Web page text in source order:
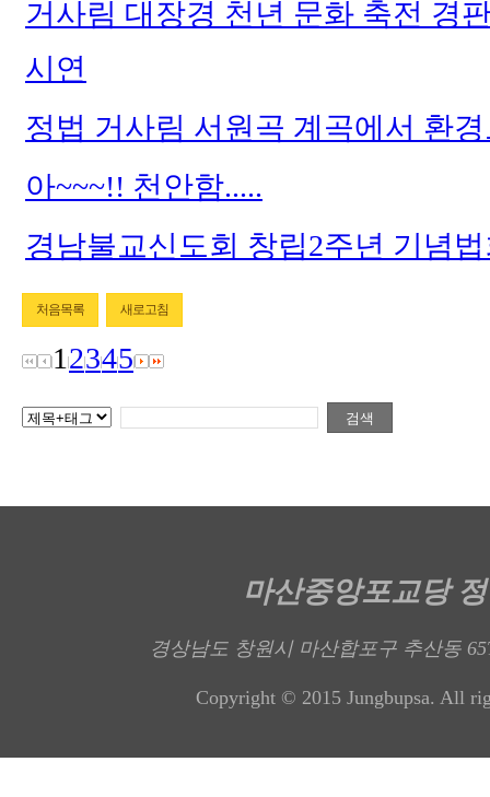
거사림 대장경 천년 문화 축전 경
시연
정법 거사림 서원곡 계곡에서 환
아~~~!! 천안함.....
경남불교신도회 창립2주년 기념
처음목록 새로고침
12345
마산중앙포교당
경상남도 창원시 마산합포구 추산동 65
Copyright © 2015 Jungbupsa. All